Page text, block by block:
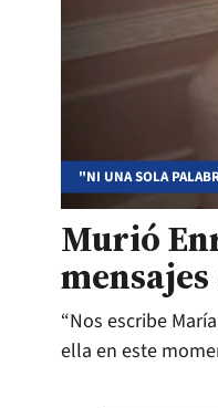
"NI UNA SOLA
Murió
“Nos escribe
ella en este